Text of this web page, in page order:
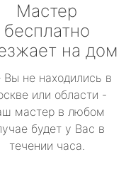
Мастер
бесплатно
на дом
Вы не находились в
или области -
мастер в любом
будет у Вас в
течении часа.